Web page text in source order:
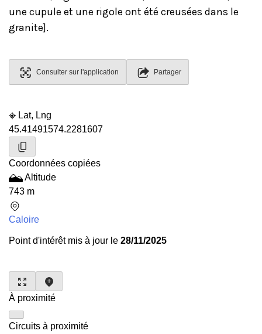
une cupule et une rigole ont été creusées dans le
granite].
Consulter sur l'application Partager
Lat, Lng
45.41491574.2281607
Coordonnées copiées
Altitude
743 m
Caloire
Point d'intérêt mis à jour le 28/11/2025
À proximité
Circuits à proximité